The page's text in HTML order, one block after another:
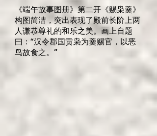
《端午故事图册》第二开《赐枭羹》
构图简洁，突出表现了殿前长阶上两
人谦恭尊礼的和乐之美。画上自题
曰：“汉令郡国贡枭为羹赐官，以恶
鸟故食之。”